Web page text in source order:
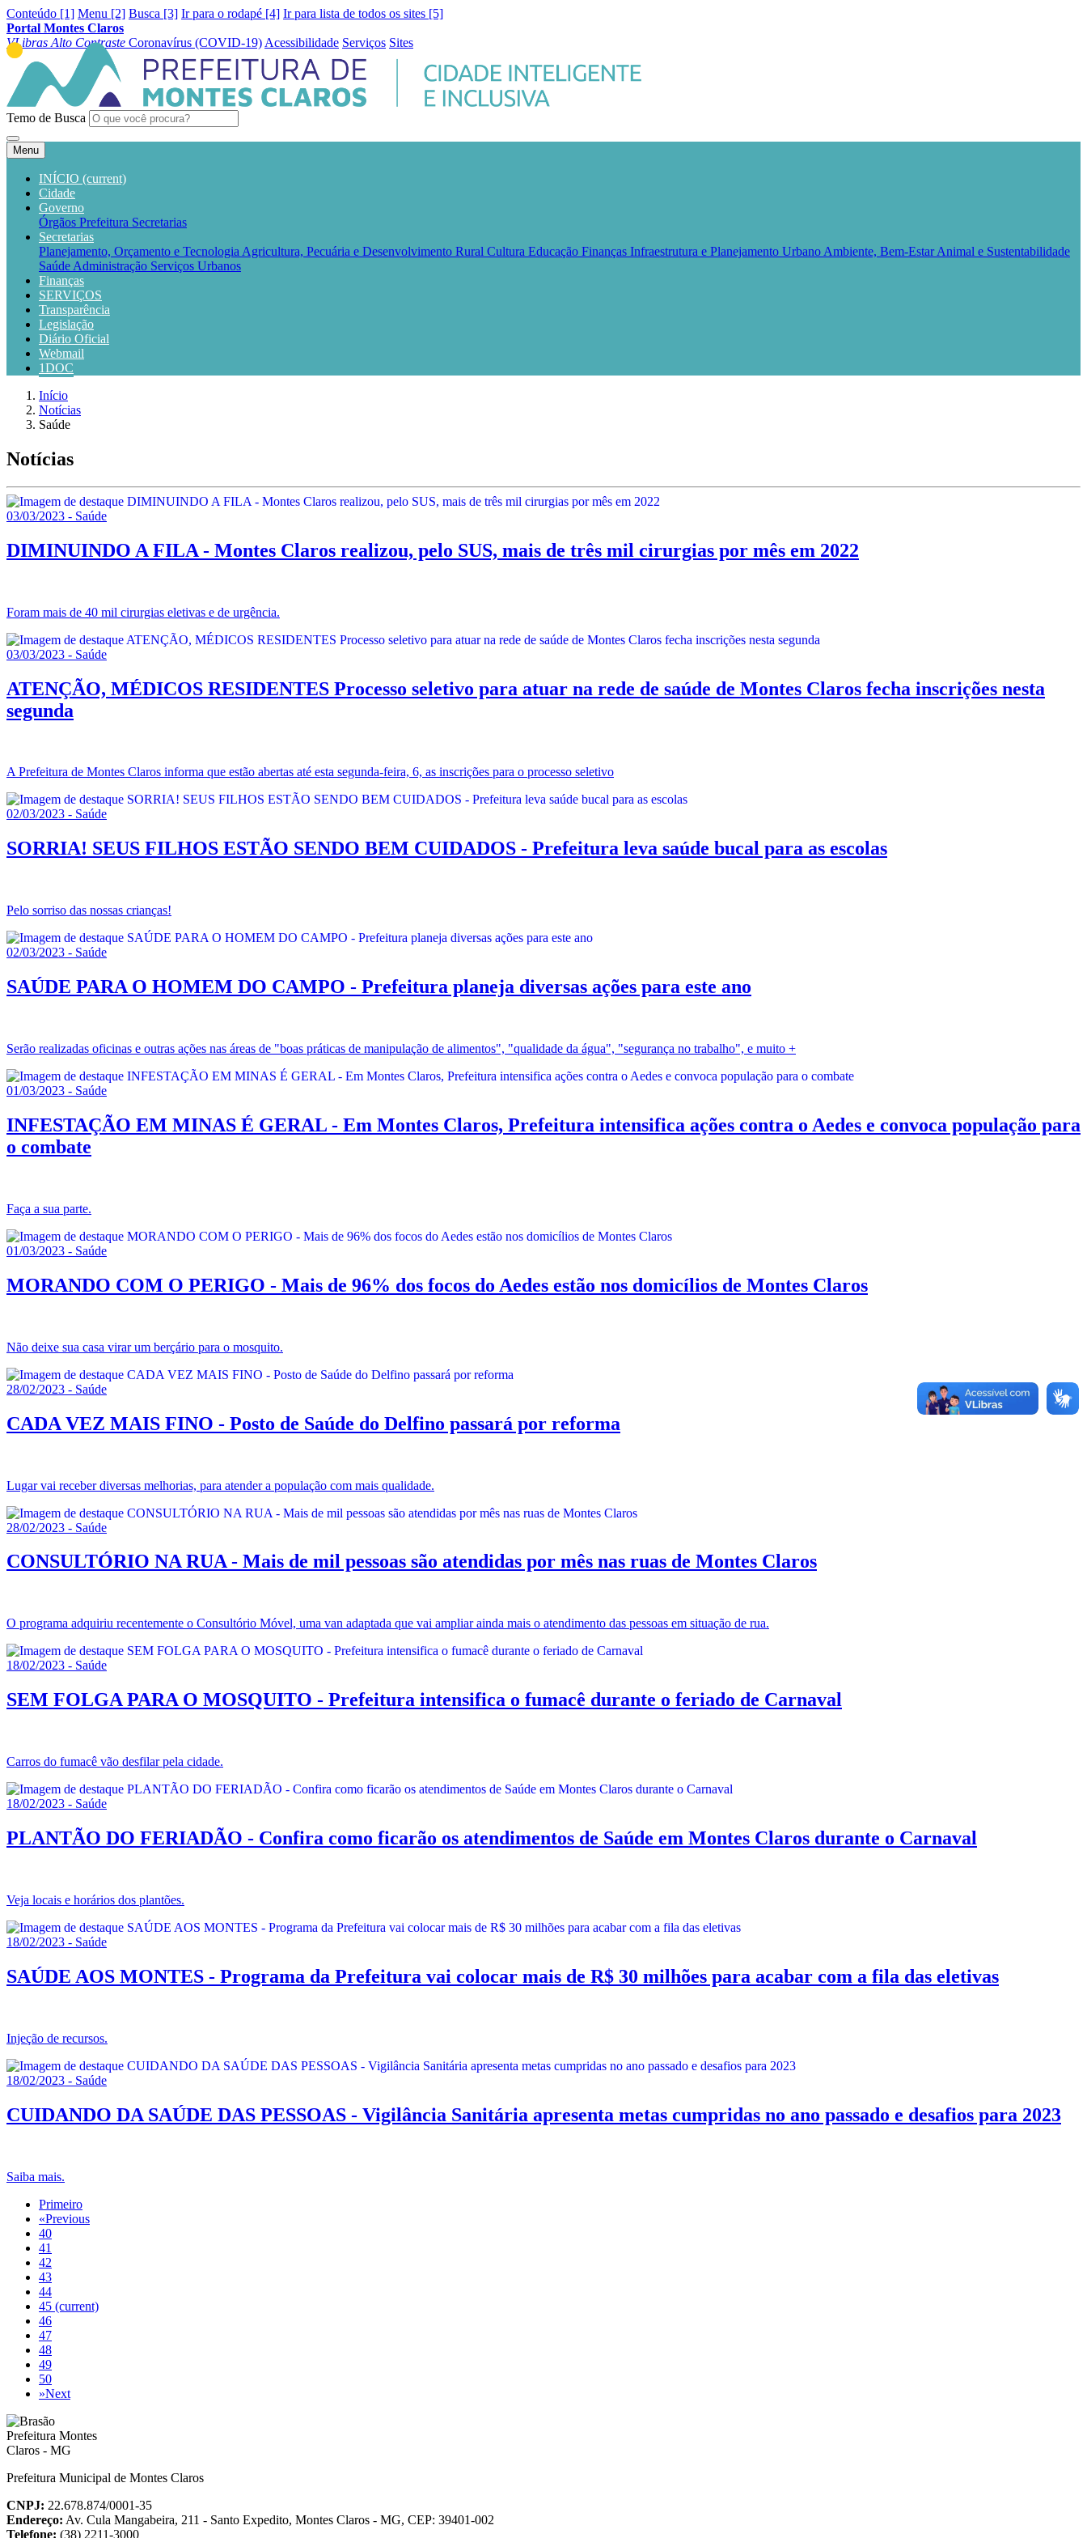
Conteúdo [1] Menu [2] Busca [3] Ir para o rodapé [4] Ir para lista de todos os sites [5]
Portal Montes Claros
VLibras Alto Contraste Coronavírus (COVID-19) Acessibilidade Serviços Sites
Temo de Busca
Menu
INÍCIO (current)
Cidade
Governo
Órgãos Prefeitura Secretarias
Secretarias
Planejamento, Orçamento e Tecnologia Agricultura, Pecuária e Desenvolvimento Rural Cultura Educação Finanças Infraestrutura e Planejamento Urbano Ambiente, Bem-Estar Animal e Sustentabilidade
Saúde Administração Serviços Urbanos
Finanças
SERVIÇOS
Transparência
Legislação
Diário Oficial
Webmail
1DOC
Início
Notícias
Saúde
Notícias
03/03/2023 - Saúde
DIMINUINDO A FILA - Montes Claros realizou, pelo SUS, mais de três mil cirurgias por mês em 2022
Foram mais de 40 mil cirurgias eletivas e de urgência.
03/03/2023 - Saúde
ATENÇÃO, MÉDICOS RESIDENTES Processo seletivo para atuar na rede de saúde de Montes Claros fecha inscrições nesta
segunda
A Prefeitura de Montes Claros informa que estão abertas até esta segunda-feira, 6, as inscrições para o processo seletivo
02/03/2023 - Saúde
SORRIA! SEUS FILHOS ESTÃO SENDO BEM CUIDADOS - Prefeitura leva saúde bucal para as escolas
Pelo sorriso das nossas crianças!
02/03/2023 - Saúde
SAÚDE PARA O HOMEM DO CAMPO - Prefeitura planeja diversas ações para este ano
Serão realizadas oficinas e outras ações nas áreas de "boas práticas de manipulação de alimentos", "qualidade da água", "segurança no trabalho", e muito +
01/03/2023 - Saúde
INFESTAÇÃO EM MINAS É GERAL - Em Montes Claros, Prefeitura intensifica ações contra o Aedes e convoca população para
o combate
Faça a sua parte.
01/03/2023 - Saúde
MORANDO COM O PERIGO - Mais de 96% dos focos do Aedes estão nos domicílios de Montes Claros
Não deixe sua casa virar um berçário para o mosquito.
28/02/2023 - Saúde
CADA VEZ MAIS FINO - Posto de Saúde do Delfino passará por reforma
Lugar vai receber diversas melhorias, para atender a população com mais qualidade.
28/02/2023 - Saúde
CONSULTÓRIO NA RUA - Mais de mil pessoas são atendidas por mês nas ruas de Montes Claros
O programa adquiriu recentemente o Consultório Móvel, uma van adaptada que vai ampliar ainda mais o atendimento das pessoas em situação de rua.
18/02/2023 - Saúde
SEM FOLGA PARA O MOSQUITO - Prefeitura intensifica o fumacê durante o feriado de Carnaval
Carros do fumacê vão desfilar pela cidade.
18/02/2023 - Saúde
PLANTÃO DO FERIADÃO - Confira como ficarão os atendimentos de Saúde em Montes Claros durante o Carnaval
Veja locais e horários dos plantões.
18/02/2023 - Saúde
SAÚDE AOS MONTES - Programa da Prefeitura vai colocar mais de R$ 30 milhões para acabar com a fila das eletivas
Injeção de recursos.
18/02/2023 - Saúde
CUIDANDO DA SAÚDE DAS PESSOAS - Vigilância Sanitária apresenta metas cumpridas no ano passado e desafios para 2023
Saiba mais.
Primeiro
«Previous
40
41
42
43
44
45 (current)
46
47
48
49
50
»Next
Prefeitura Municipal de Montes Claros
CNPJ: 22.678.874/0001-35
Endereço: Av. Cula Mangabeira, 211 - Santo Expedito, Montes Claros - MG, CEP: 39401-002
Telefone: (38) 2211-3000